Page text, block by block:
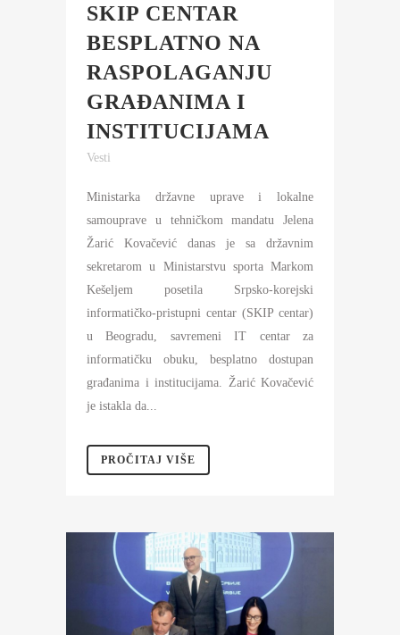
SKIP CENTAR
BESPLATNO NA
RASPOLAGANJU
GRAĐANIMA I
INSTITUCIJAMA
Vesti
Ministarka državne uprave i lokalne
samouprave u tehničkom mandatu Jelena
Žarić Kovačević danas je sa državnim
sekretarom u Ministarstvu sporta Markom
Kešeljem posetila Srpsko-korejski
informatičko-pristupni centar (SKIP centar)
u Beogradu, savremeni IT centar za
informatičku obuku, besplatno dostupan
građanima i institucijama. Žarić Kovačević
je istakla da...
PROČITAJ VIŠE